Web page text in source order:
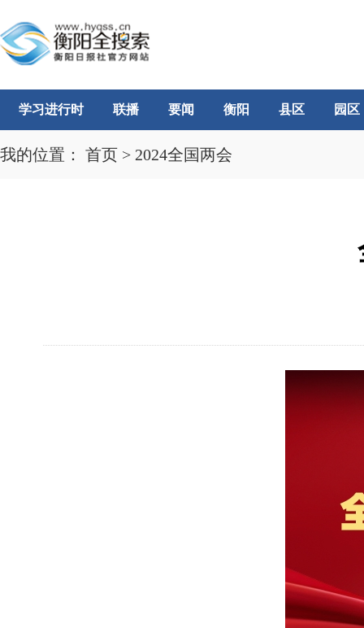
学习进行时 联播 要闻 衡阳 县区 园区
我的位置： 首页 > 2024全国两会